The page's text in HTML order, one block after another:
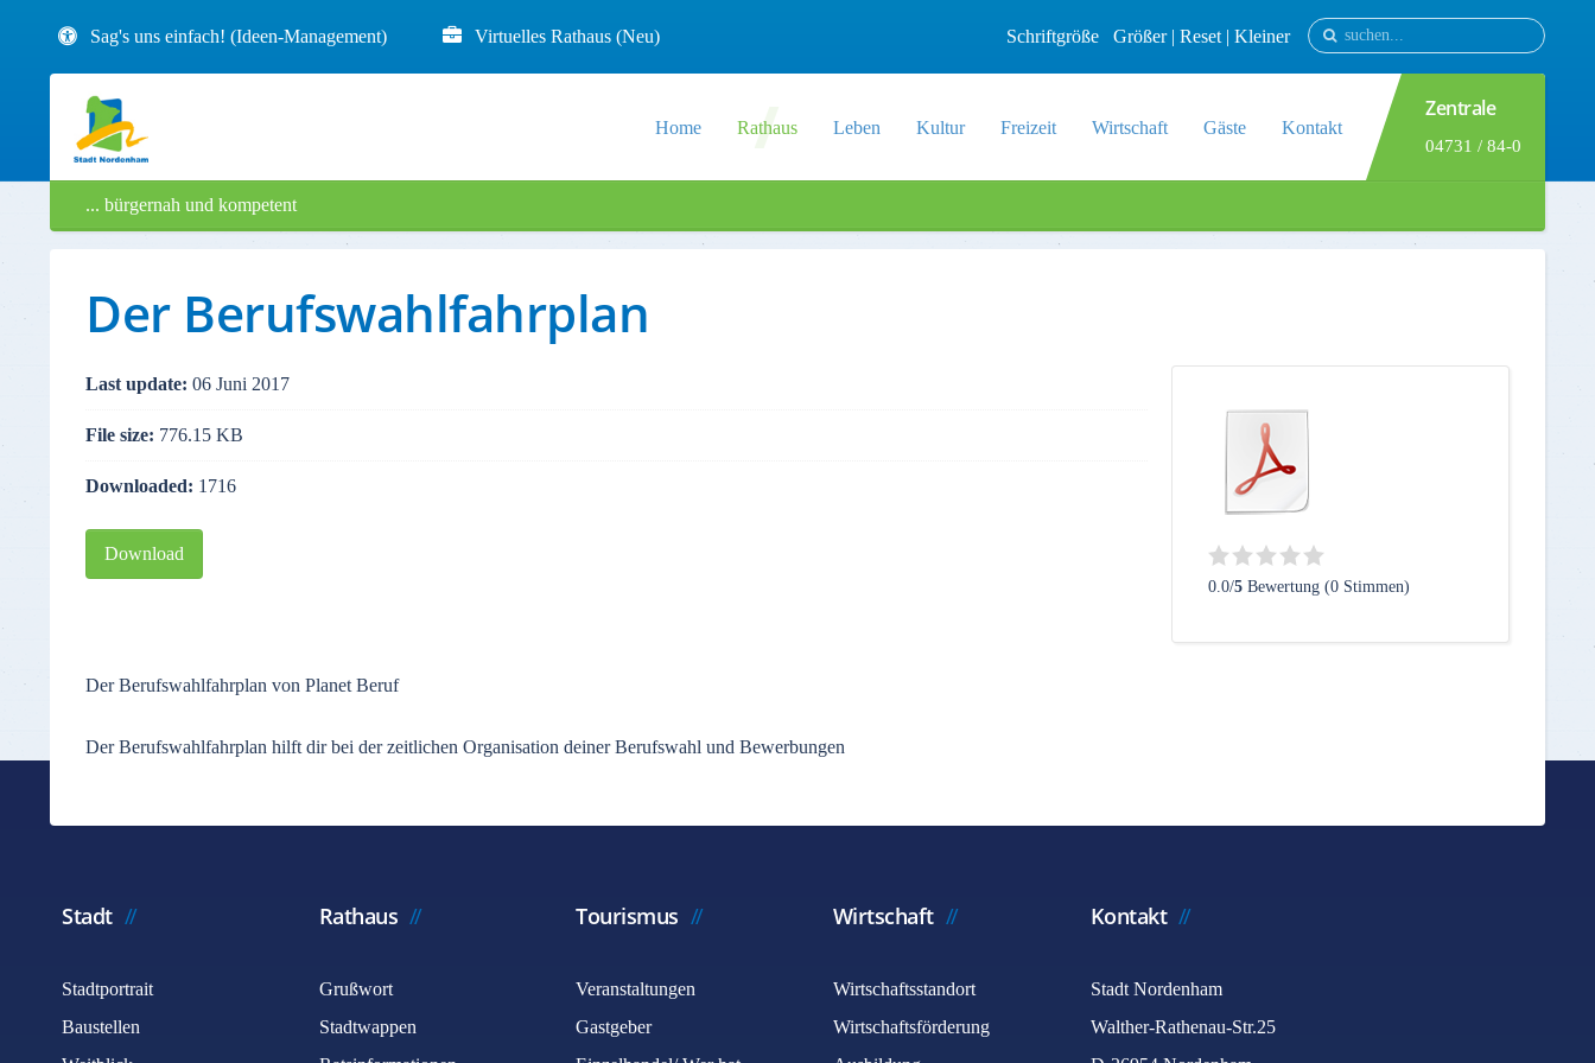
Sag's uns einfach! (Ideen-Management) Virtuelles Rathaus (Neu) Schriftgröße Größer| Reset | Kleiner
Home Rathaus Leben Kultur Freizeit Wirtschaft Gäste Kontakt
Zentrale
04731 / 84-0
... bürgernah und kompetent
Der Berufswahlfahrplan
Last update: 06 Juni 2017
File size: 776.15 KB
Downloaded: 1716
Download
0.0/5 Bewertung (0 Stimmen)
Der Berufswahlfahrplan von Planet Beruf
Der Berufswahlfahrplan hilft dir bei der zeitlichen Organisation deiner Berufswahl und Bewerbungen
Stadt
Stadtportrait
Baustellen
Rathaus
Grußwort
Stadtwappen
Tourismus
Veranstaltungen
Gastgeber
Wirtschaft
Wirtschaftsstandort
Wirtschaftsförderung
Kontakt
Stadt Nordenham
Walther-Rathenau-Str.25